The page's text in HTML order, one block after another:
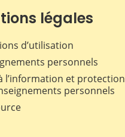
légales
d’utilisation
personnels
l’information et protection
personnels